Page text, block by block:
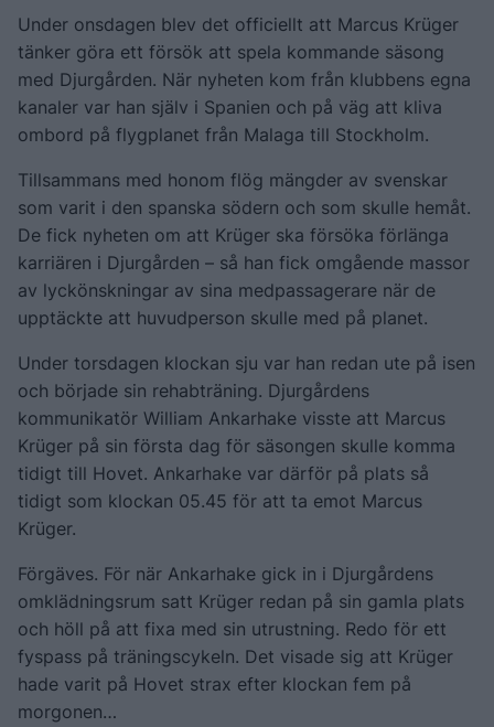
Under onsdagen blev det officiellt att Marcus Krüger
tänker göra ett försök att spela kommande säsong
med Djurgården. När nyheten kom från klubbens egna
kanaler var han själv i Spanien och på väg att kliva
ombord på flygplanet från Malaga till Stockholm.
Tillsammans med honom flög mängder av svenskar
som varit i den spanska södern och som skulle hemåt.
De fick nyheten om att Krüger ska försöka förlänga
karriären i Djurgården – så han fick omgående massor
av lyckönskningar av sina medpassagerare när de
upptäckte att huvudperson skulle med på planet.
Under torsdagen klockan sju var han redan ute på isen
och började sin rehabträning. Djurgårdens
kommunikatör William Ankarhake visste att Marcus
Krüger på sin första dag för säsongen skulle komma
tidigt till Hovet. Ankarhake var därför på plats så
tidigt som klockan 05.45 för att ta emot Marcus
Krüger.
Förgäves. För när Ankarhake gick in i Djurgårdens
omklädningsrum satt Krüger redan på sin gamla plats
och höll på att fixa med sin utrustning. Redo för ett
fyspass på träningscykeln. Det visade sig att Krüger
hade varit på Hovet strax efter klockan fem på
morgonen…